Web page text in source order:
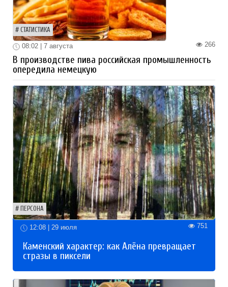
СТАТИСТИКА
266
08:02 | 7 августа
В производстве пива российская промышленность
опередила немецкую
ПЕРСОНА
12:08 | 29 июля 751
Каменский характер: как Алёна превращает
стразы в пиксели